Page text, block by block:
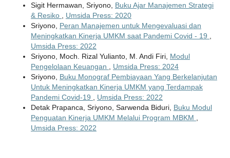
Sigit Hermawan, Sriyono, Buku Ajar Manajemen Strategi
& Resiko , Umsida Press: 2020
Sriyono, Peran Manajemen untuk Mengevaluasi dan
Meningkatkan Kinerja UMKM saat Pandemi Covid - 19 ,
Umsida Press: 2022
Sriyono, Moch. Rizal Yulianto, M. Andi Firi, Modul
Pengelolaan Keuangan , Umsida Press: 2024
Sriyono, Buku Monograf Pembiayaan Yang Berkelanjutan
Untuk Meningkatkan Kinerja UMKM yang Terdampak
Pandemi Covid-19 , Umsida Press: 2022
Detak Prapanca, Sriyono, Sarwenda Biduri, Buku Modul
Penguatan Kinerja UMKM Melalui Program MBKM ,
Umsida Press: 2022